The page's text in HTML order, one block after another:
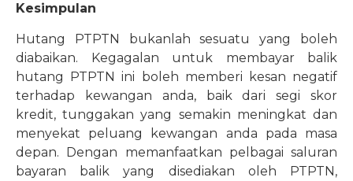
Kesimpulan
Hutang PTPTN bukanlah sesuatu yang boleh
diabaikan. Kegagalan untuk membayar balik
hutang PTPTN ini boleh memberi kesan negatif
terhadap kewangan anda, baik dari segi skor
kredit, tunggakan yang semakin meningkat dan
menyekat peluang kewangan anda pada masa
depan. Dengan memanfaatkan pelbagai saluran
bayaran balik yang disediakan oleh PTPTN,